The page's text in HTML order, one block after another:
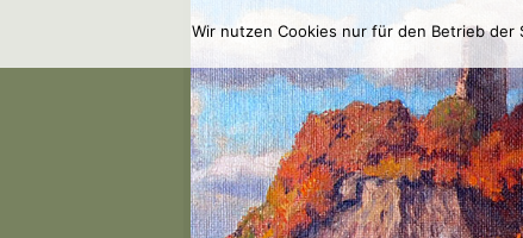
Zum Inhalt springen
Wir nutzen Cookies nur für den Betrieb der